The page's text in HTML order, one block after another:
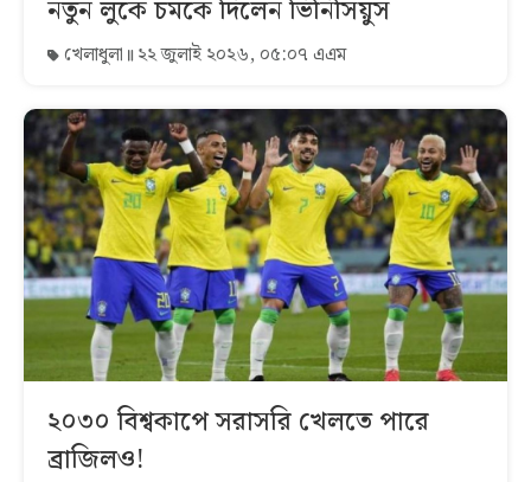
নতুন লুকে চমকে দিলেন ভিনিসিয়ুস
খেলাধুলা ২২ জুলাই ২০২৬, ০৫:০৭ এএম
২০৩০ বিশ্বকাপে সরাসরি খেলতে পারে
ব্রাজিলও!